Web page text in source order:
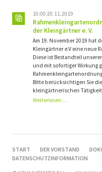
"Dresdner
10:00 20.11.2019
der Kleingärtner e. V.
Am 19. November 2019 hat
Kleingärtner e.V eine neue
Diese ist Bestandteil
und mit sofortiger Wirkung
Bitte berücksichtigen Sie
kleingärtnerischen
Weiterlesen …
der
e. V.
NAVIGATION
ÜBERSPRINGEN
START DER VORSTAND
DATENSCHUTZINFORMATION